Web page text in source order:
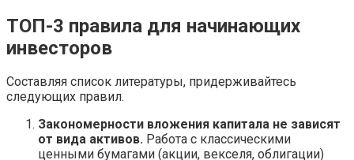
ТОП-3 правила для начинающих
инвесторов
Составляя список литературы, придерживайтесь
следующих правил.
Закономерности вложения капитала не зависят
от вида активов. Работа с классическими
ценными бумагами (акции, векселя, облигации)